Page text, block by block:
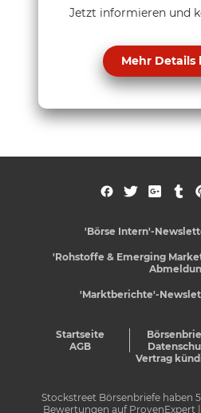
Jetzt informieren und
Mehr Details
'Börse Intern'-
'Rohstoffe & Emerging
'Marktberichte'-
Startseite
AGB
Vertrag
Stockstreet Börsenbriefe haben
Bewertungen auf ProvenExpert